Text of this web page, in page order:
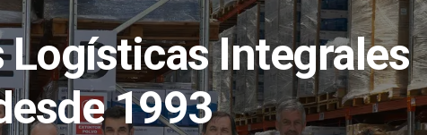
LogísticasIntegrales
1993